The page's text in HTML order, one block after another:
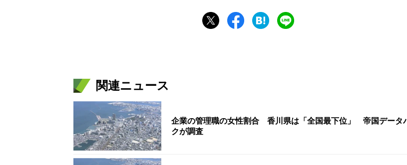
関連ニュース
企業の管理職の女性割合 香川県は「全国最下位」 帝国データ
クが調査